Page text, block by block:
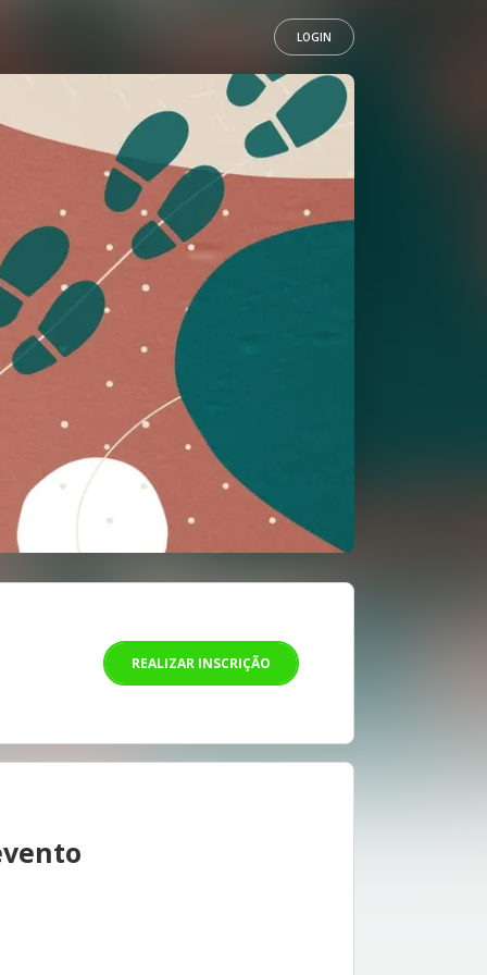
LOGIN
REALIZAR INSCRIÇÃO